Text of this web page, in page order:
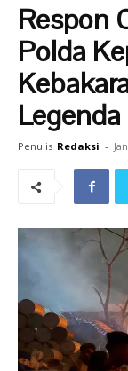
Respon
Polda
Legenda
Penulis Redaksi -